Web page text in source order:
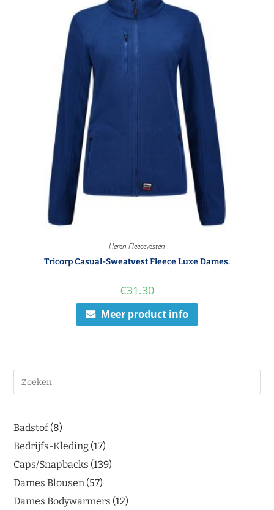
Heren Fleecevesten
Tricorp Casual-Sweatvest Fleece Luxe Dames.
€31.30
Meer product info
Badstof 8
Bedrijfs-Kleding 17
Caps/Snapbacks 139
Dames Blousen 57
Dames Bodywarmers 12